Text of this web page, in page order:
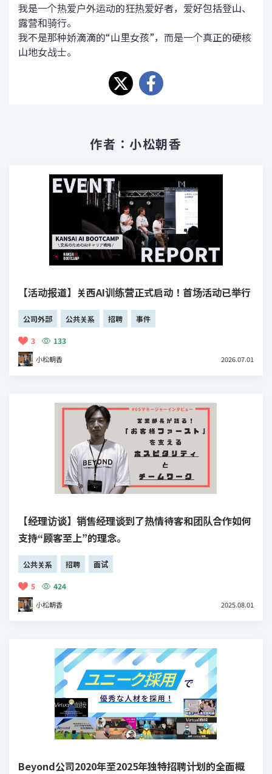
我是一个热爱户外运动的狂热爱好者，爱好包括登山、
露营和骑行。
我不是那种娇滴滴的“山里女孩”，而是一个真正的硬核
山地女战士。
作者：小松朝香
【活动报道】关西AI训练营正式启动！首场活动已举行
公司外部 公共关系 招聘 事件
3 133
小松朝香 2026.07.01
【经理访谈】销售经理谈到了热情待客和团队合作如何
支持“顾客至上”的理念。
公共关系 招聘 面试
5 424
小松朝香 2025.08.01
Beyond公司2020年至2025年独特招聘计划的全面概